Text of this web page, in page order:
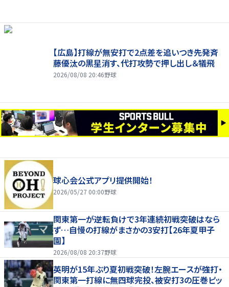
【広島】打線が無安打で2点差を追いつき先発斉
藤優汰の黒星消す、代打攻勢で押し出し＆犠飛
2026/08/08 20:46野球
球心会公式アプリ提供開始！
2026/05/27 00:00野球
関東第一が逆転負けで3年連続初戦突破はなら
ず…自慢の打線がまさかの3安打【26年夏甲子
園】
2026/08/08 20:37野球
英明が15年ぶり夏初戦突破！左腕エースが強打・
関東第一打線に無四球完投、被安打3の圧巻ピッ